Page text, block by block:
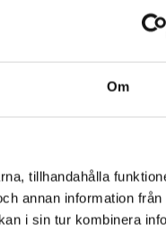
Om
tillhandahålla
annan information från
i sin tur kombinera